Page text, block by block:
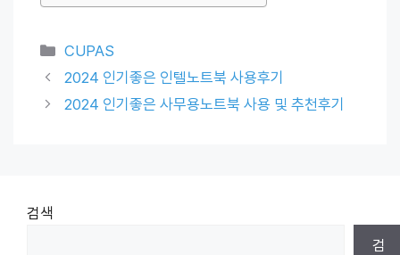
Categories
CUPAS
2024 인기좋은 인텔노트북 사용후기
2024 인기좋은 사무용노트북 사용 및 추천후기
검색
검